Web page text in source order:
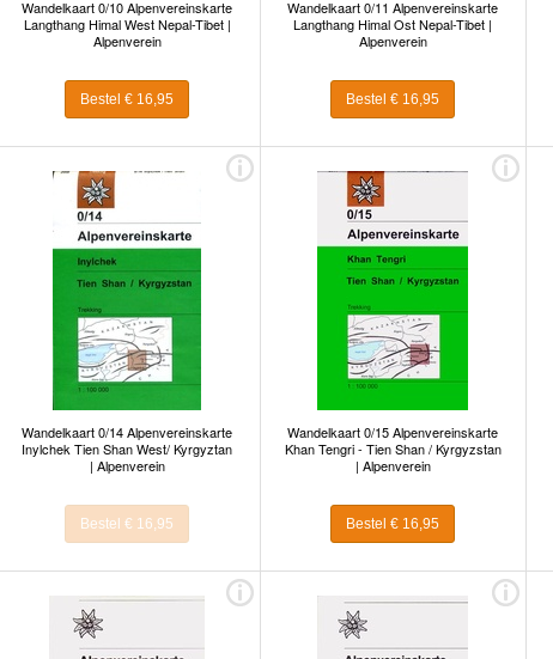
Wandelkaart 0/10 Alpenvereinskarte
Langthang Himal West Nepal-Tibet |
Alpenverein
Bestel € 16,95
Wandelkaart 0/11 Alpenvereinskarte
Langthang Himal Ost Nepal-Tibet |
Alpenverein
Bestel € 16,95
Wandelkaart 0/14 Alpenvereinskarte
Inylchek Tien Shan West/ Kyrgyztan
| Alpenverein
Bestel € 16,95
Wandelkaart 0/15 Alpenvereinskarte
Khan Tengri - Tien Shan / Kyrgyzstan
| Alpenverein
Bestel € 16,95